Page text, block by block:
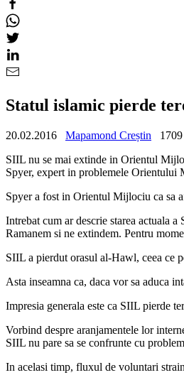
Statul islamic pierde
20.02.2016 Mapamond Creștin
1709
SIIL nu se mai extinde in Orientul
Spyer, expert in problemele Orientului
Spyer a fost in Orientul Mijlociu ca sa
Intrebat cum ar descrie starea actuala
Ramanem si ne extindem. Pentru
SIIL a pierdut orasul al-Hawl, ceea ce
Asta inseamna ca, daca vor sa aduca
Impresia generala este ca SIIL pierde
Vorbind despre aranjamentele lor
SIIL nu pare sa se confrunte cu
In acelasi timp, fluxul de voluntari